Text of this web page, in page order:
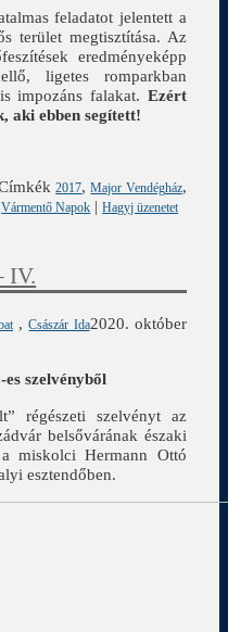
feladatot jelentett a
terület megtisztítása. Az
eredményeképp
ligetes romparkban
impozáns falakat. Ezért
aki ebben segített!
2017,Major Vendégház,
Vármentő Napok |Hagyj üzenetet
IV.
,Császár Ida2020. október
szelvényből
régészeti szelvényt az
belsővárának északi
miskolci Hermann Ottó
esztendőben.